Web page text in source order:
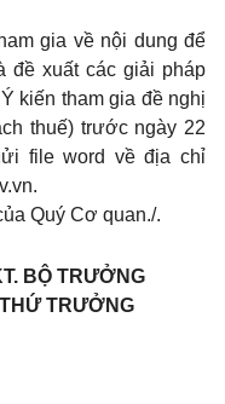
gia về nội dung để
đề xuất các giải pháp
kiến tham gia đề nghị
thuế) trước ngày 22
file word về địa chỉ
.
Quý Cơ quan./.
BỘ TRƯỞNG
THỨ TRƯỞNG